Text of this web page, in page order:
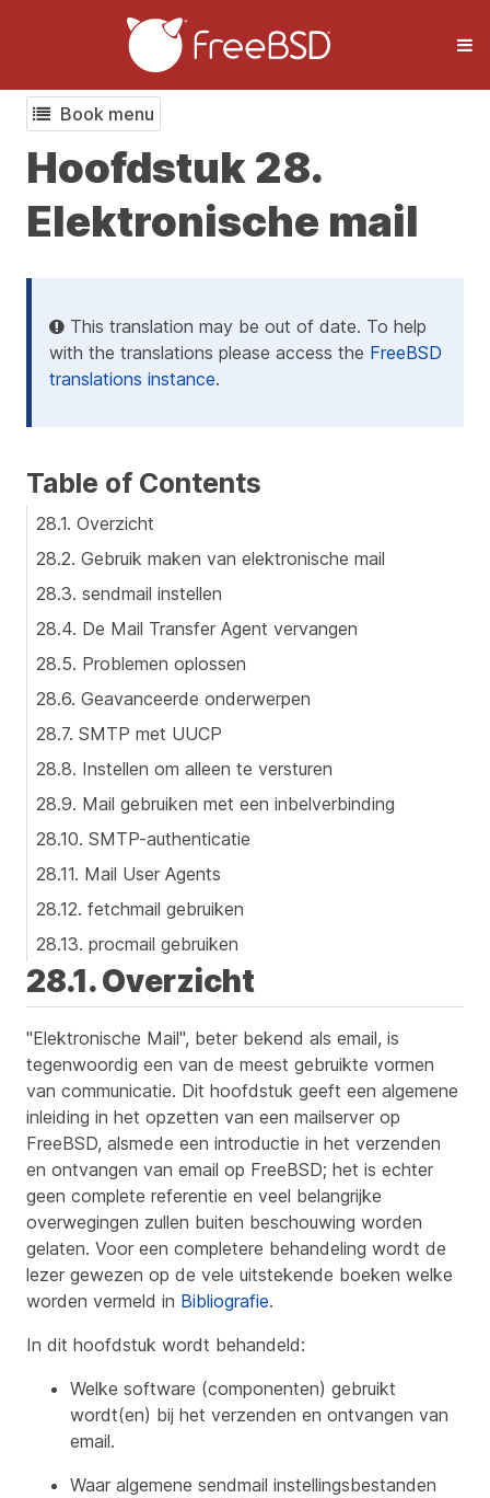
Book menu
Hoofdstuk 28.
Elektronische mail
This translation may be out of date. To help
with the translations please access the FreeBSD
translations instance.
Table of Contents
28.1. Overzicht
28.2. Gebruik maken van elektronische mail
28.3. sendmail instellen
28.4. De Mail Transfer Agent vervangen
28.5. Problemen oplossen
28.6. Geavanceerde onderwerpen
28.7. SMTP met UUCP
28.8. Instellen om alleen te versturen
28.9. Mail gebruiken met een inbelverbinding
28.10. SMTP-authenticatie
28.11. Mail User Agents
28.12. fetchmail gebruiken
28.13. procmail gebruiken
28.1. Overzicht
"Elektronische Mail", beter bekend als email, is
tegenwoordig een van de meest gebruikte vormen
van communicatie. Dit hoofdstuk geeft een algemene
inleiding in het opzetten van een mailserver op
FreeBSD, alsmede een introductie in het verzenden
en ontvangen van email op FreeBSD; het is echter
geen complete referentie en veel belangrijke
overwegingen zullen buiten beschouwing worden
gelaten. Voor een completere behandeling wordt de
lezer gewezen op de vele uitstekende boeken welke
worden vermeld in Bibliografie.
In dit hoofdstuk wordt behandeld:
Welke software (componenten) gebruikt
wordt(en) bij het verzenden en ontvangen van
email.
Waar algemene sendmail instellingsbestanden